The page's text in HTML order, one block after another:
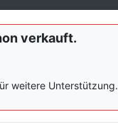
verkauft.
weitere Unterstützung.